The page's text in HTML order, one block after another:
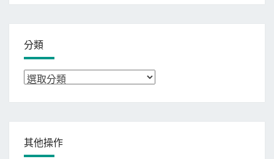
分類
分
其他操作